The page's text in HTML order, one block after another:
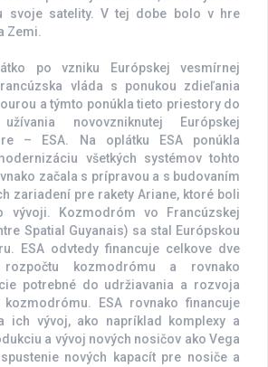
svoje satelity. V tej dobe bolo v hre
Zemi.
po vzniku Európskej vesmírnej
vláda s ponukou zdieľania
a týmto ponúkla tieto priestory do
užívania novovzniknutej Európskej
– ESA. Na oplátku ESA ponúkla
všetkých systémov tohto
začala s prípravou a s budovaním
zariadení pre rakety Ariane, ktoré boli
vývoji. Kozmodróm vo Francúzskej
Spatial Guyanais) sa stal Európskou
ESA odvtedy financuje celkove dve
kozmodrómu a rovnako
potrebné do udržiavania a rozvoja
ESA rovnako financuje
ich vývoj, ako napríklad komplexy a
a vývoj nových nosičov ako Vega
nových kapacít pre nosiče a